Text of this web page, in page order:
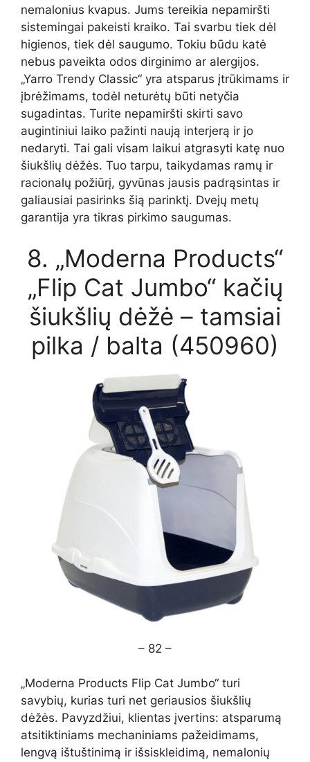
nemalonius kvapus. Jums tereikia nepamiršti
sistemingai pakeisti kraiko. Tai svarbu tiek dėl
higienos, tiek dėl saugumo. Tokiu būdu katė
nebus paveikta odos dirginimo ar alergijos.
„Yarro Trendy Classic“ yra atsparus įtrūkimams ir
įbrėžimams, todėl neturėtų būti netyčia
sugadintas. Turite nepamiršti skirti savo
augintiniui laiko pažinti naują interjerą ir jo
nedaryti. Tai gali visam laikui atgrasyti katę nuo
šiukšlių dėžės. Tuo tarpu, taikydamas ramų ir
racionalų požiūrį, gyvūnas jausis padrąsintas ir
galiausiai pasirinks šią parinktį. Dvejų metų
garantija yra tikras pirkimo saugumas.
8. „Moderna Products“
„Flip Cat Jumbo“ kačių
šiukšlių dėžė – tamsiai
pilka / balta (450960)
– 82 –
„Moderna Products Flip Cat Jumbo“ turi
savybių, kurias turi net geriausios šiukšlių
dėžės. Pavyzdžiui, klientas įvertins: atsparumą
atsitiktiniams mechaniniams pažeidimams,
lengvą ištuštinimą ir išsiskleidimą, nemalonių